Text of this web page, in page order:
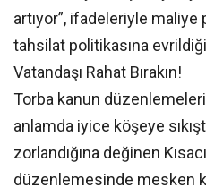
artıyor”, ifadeleriyle maliye
tahsilat politikasına
Vatandaşı Rahat Bırakın!
Torba kanun
anlamda iyice köşeye
zorlandığına değinen
düzenlemesinde mesken